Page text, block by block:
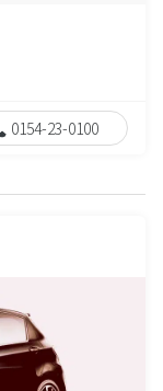
0154-23-0100